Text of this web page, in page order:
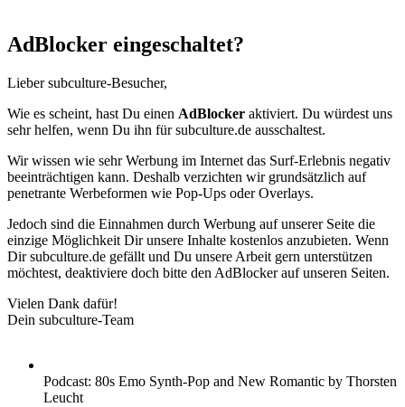
AdBlocker eingeschaltet?
Lieber subculture-Besucher,
Wie es scheint, hast Du einen AdBlocker aktiviert. Du würdest uns
sehr helfen, wenn Du ihn für subculture.de ausschaltest.
Wir wissen wie sehr Werbung im Internet das Surf-Erlebnis negativ
beeinträchtigen kann. Deshalb verzichten wir grundsätzlich auf
penetrante Werbeformen wie Pop-Ups oder Overlays.
Jedoch sind die Einnahmen durch Werbung auf unserer Seite die
einzige Möglichkeit Dir unsere Inhalte kostenlos anzubieten. Wenn
Dir subculture.de gefällt und Du unsere Arbeit gern unterstützen
möchtest, deaktiviere doch bitte den AdBlocker auf unseren Seiten.
Vielen Dank dafür!
Dein subculture-Team
Podcast: 80s Emo Synth-Pop and New Romantic by Thorsten
Leucht